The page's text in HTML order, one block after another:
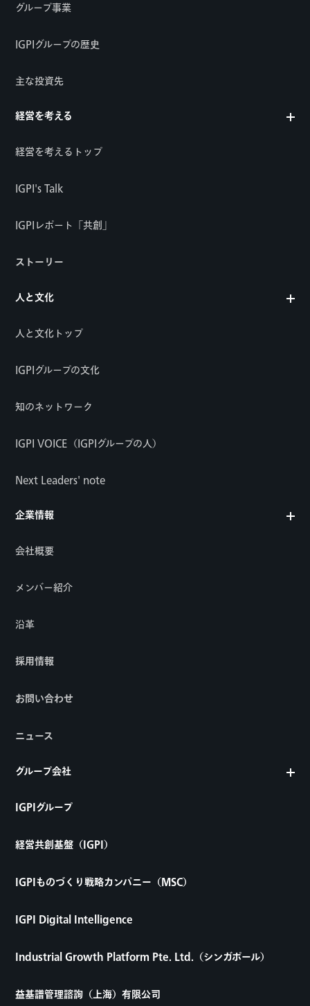
グループ事業
IGPIグループの歴史
主な投資先
経営を考える
経営を考えるトップ
IGPI's Talk
IGPIレポート「共創」
ストーリー
人と文化
人と文化トップ
IGPIグループの文化
知のネットワーク
IGPI VOICE（IGPIグループの人）
Next Leaders' note
企業情報
会社概要
メンバー紹介
沿革
採用情報
お問い合わせ
ニュース
グループ会社
IGPIグループ
経営共創基盤（IGPI）
IGPIものづくり戦略カンパニー（MSC）
IGPI Digital Intelligence
Industrial Growth Platform Pte. Ltd.（シンガポール）
益基譜管理諮詢（上海）有限公司